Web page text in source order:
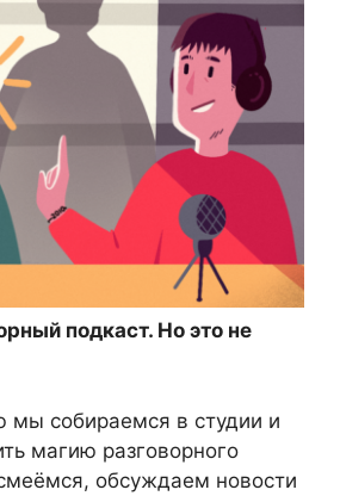
подкаст. Но это не
собираемся в студии и
магию разговорного
обсуждаем новости